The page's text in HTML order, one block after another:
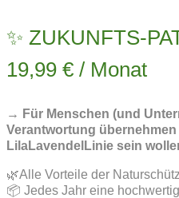
✨ ZUKUNFTS-
19,99 € / Monat
→ Für Menschen (und
Verantwortung
LilaLavendelLinie sein
🌿Alle Vorteile der
📦 Jedes Jahr eine